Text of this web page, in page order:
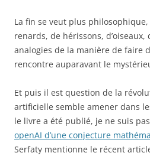
La fin se veut plus
renards, de hérissons,
analogies de la manière de faire
rencontre auparavant le
Et puis il est question de la
artificielle semble amener dans
le livre a été publié, je ne suis
openAI d’une conjecture
Serfaty mentionne le récent